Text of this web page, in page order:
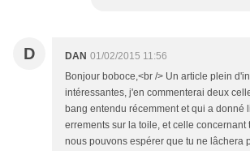
D DAN 01/02/2015 11:56
Bonjour boboce,<br /> Un article plein
intéressantes, j'en commenterai deux
bang entendu récemment et qui a donné
errements sur la toile, et celle concernant
nous pouvons espérer que tu ne lâchera